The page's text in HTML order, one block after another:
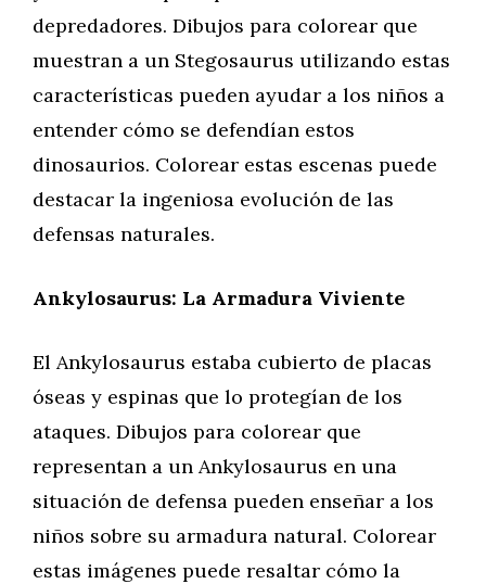
depredadores. Dibujos para colorear que
muestran a un Stegosaurus utilizando estas
características pueden ayudar a los niños a
entender cómo se defendían estos
dinosaurios. Colorear estas escenas puede
destacar la ingeniosa evolución de las
defensas naturales.
Ankylosaurus: La Armadura Viviente
El Ankylosaurus estaba cubierto de placas
óseas y espinas que lo protegían de los
ataques. Dibujos para colorear que
representan a un Ankylosaurus en una
situación de defensa pueden enseñar a los
niños sobre su armadura natural. Colorear
estas imágenes puede resaltar cómo la